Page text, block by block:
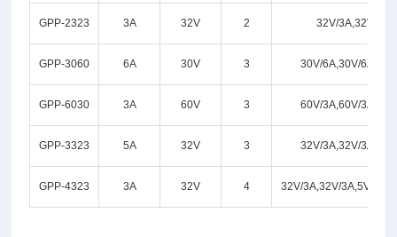
GPP-2323 3A 32V 2 32V/3A,32V/3A
GPP-3060 6A 30V 3 30V/6A,30V/6A,5V/
GPP-6030 3A 60V 3 60V/3A,60V/3A,5V/
GPP-3323 5A 32V 3 32V/3A,32V/3A,5V/
GPP-4323 3A 32V 4 32V/3A,32V/3A,5V/